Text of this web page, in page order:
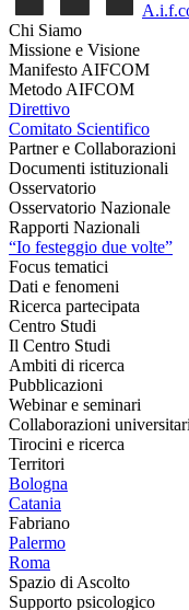
Chi Siamo
Missione e Visione
Manifesto AIFCOM
Metodo AIFCOM
Direttivo
Comitato Scientifico
Partner e Collaborazioni
Documenti istituzionali
Osservatorio
Osservatorio Nazionale
Rapporti Nazionali
“Io festeggio due volte”
Focus tematici
Dati e fenomeni
Ricerca partecipata
Centro Studi
Il Centro Studi
Ambiti di ricerca
Pubblicazioni
Webinar e seminari
Collaborazioni
Tirocini e ricerca
Territori
Bologna
Catania
Fabriano
Palermo
Roma
Spazio di Ascolto
Supporto psicologico